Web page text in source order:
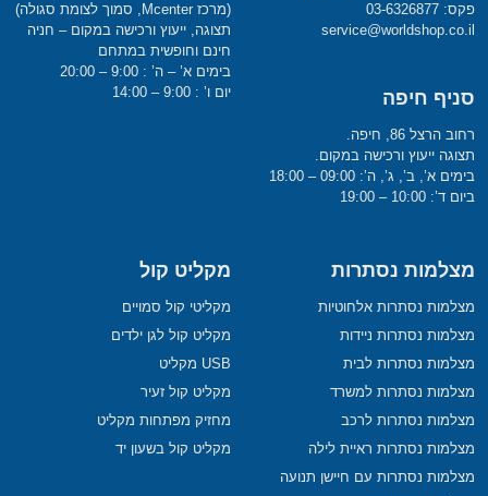
פקס: 03-6326877
service@worldshop.co.il
סניף חיפה
רחוב הרצל 86, חיפה.
תצוגה ייעוץ ורכישה במקום.
בימים א’, ב’, ג’, ה’: 09:00 – 18:00
ביום ד’: 10:00 – 19:00
(מרכז Mcenter, סמוך לצומת סגולה)
תצוגה, ייעוץ ורכישה במקום – חניה
חינם וחופשית במתחם
בימים א’ – ה’ : 9:00 – 20:00
יום ו’ : 9:00 – 14:00
מצלמות נסתרות
מצלמות נסתרות אלחוטיות
מצלמות נסתרות ניידות
מצלמות נסתרות לבית
מצלמות נסתרות למשרד
מצלמות נסתרות לרכב
מצלמות נסתרות ראיית לילה
מצלמות נסתרות עם חיישן תנועה
מקליט קול
מקליטי קול סמויים
מקליט קול לגן ילדים
USB מקליט
מקליט קול זעיר
מחזיק מפתחות מקליט
מקליט קול בשעון יד